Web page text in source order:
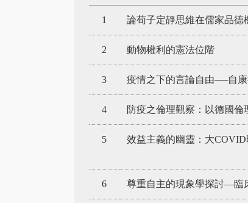
1 論荀子定靜思維在儒家品
2 動物權利的憲法位階
3 疫情之下的言論自由──自
4 防疫之倫理觀察：以德國
5 效益主義的幽靈：大
6 尊重自主的現象學探討—臨